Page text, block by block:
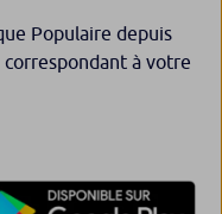
Populaire depuis
à votre